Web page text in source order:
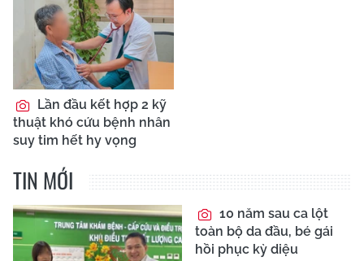
Lần đầu kết hợp 2 kỹ
thuật khó cứu bệnh nhân
suy tim hết hy vọng
TIN MỚI
10 năm sau ca lột
toàn bộ da đầu, bé gái
hồi phục kỳ diệu